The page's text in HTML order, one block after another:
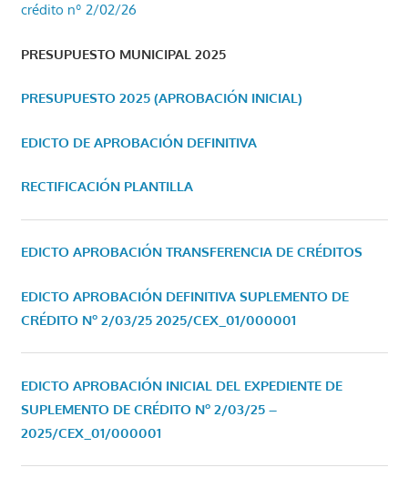
crédito nº 2/02/26
PRESUPUESTO MUNICIPAL 2025
PRESUPUESTO 2025 (APROBACIÓN INICIAL)
EDICTO DE APROBACIÓN DEFINITIVA
RECTIFICACIÓN PLANTILLA
EDICTO APROBACIÓN TRANSFERENCIA DE CRÉDITOS
EDICTO APROBACIÓN DEFINITIVA SUPLEMENTO DE
CRÉDITO Nº 2/03/25 2025/CEX_01/000001
EDICTO APROBACIÓN INICIAL DEL EXPEDIENTE DE
SUPLEMENTO DE CRÉDITO Nº 2/03/25 –
2025/CEX_01/000001